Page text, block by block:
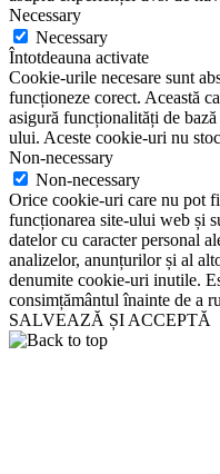
Necessary
Necessary
Întotdeauna activate
Cookie-urile necesare sunt
funcționeze corect. Această
asigură funcționalități de
ului. Aceste cookie-uri nu
Non-necessary
Non-necessary
Orice cookie-uri care nu pot
funcționarea site-ului web și
datelor cu caracter personal
analizelor, anunțurilor și al
denumite cookie-uri inutile.
consimțământul înainte de a
SALVEAZĂ ȘI ACCEPTĂ